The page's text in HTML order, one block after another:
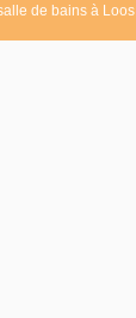
de bains à Loos